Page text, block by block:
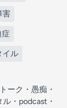
害
イル
ーク・愚痴・
・podcast・